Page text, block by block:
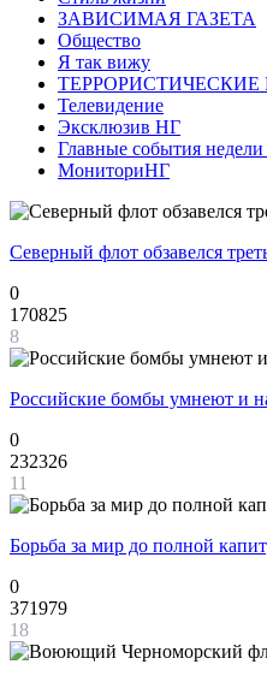
ЗАВИСИМАЯ ГАЗЕТА
Общество
Я так вижу
Телевидение
Эксклюзив НГ
Главные события
МониториНГ
Северный флот обзавелся
0
170825
8
Российские бомбы умнеют и
0
232326
11
Борьба за мир до полной
0
371979
18